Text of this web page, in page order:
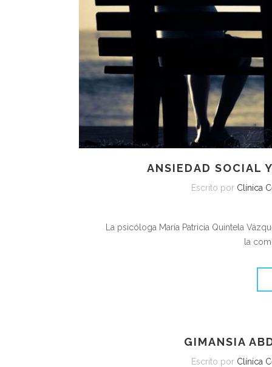
ANSIEDAD SOCIAL
Escrito por Clínica
La psicóloga María Patricia Quintela
la
GIMANSIA
Escrito por Clínica